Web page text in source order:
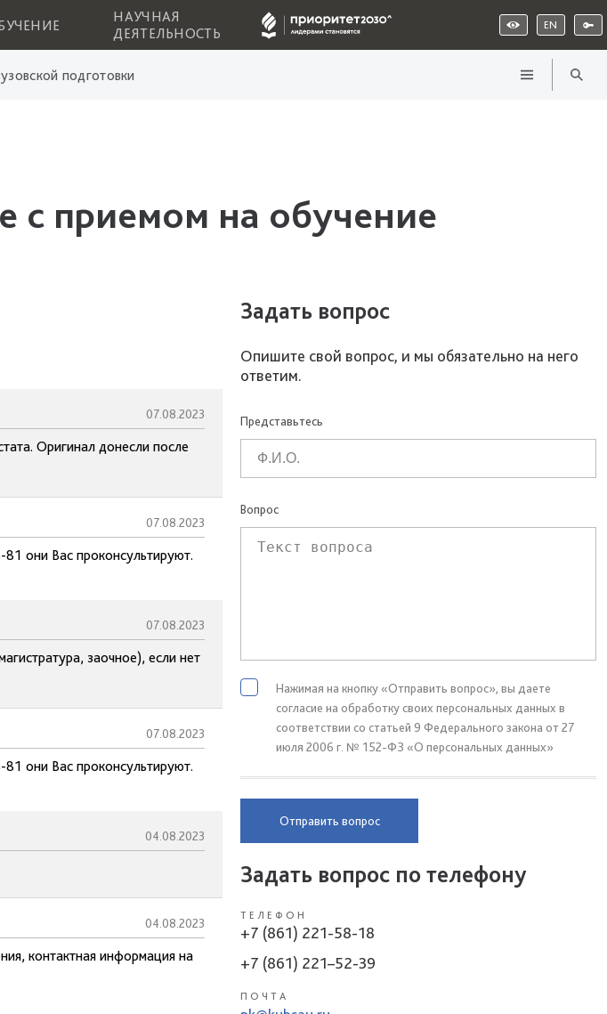
НАУЧНАЯ
ДЕЯТЕЛЬНОСТЬ
EN
подготовки
с приемом на обучение
07.08.2023
Оригинал донесли после
07.08.2023
они Вас проконсультируют.
07.08.2023
заочное), если нет
07.08.2023
они Вас проконсультируют.
04.08.2023
04.08.2023
контактная информация на
Задать вопрос
Опишите свой вопрос, и мы обязательно на него
ответим.
Представьтесь
Вопрос
Нажимая на кнопку «Отправить вопрос», вы даете
согласие на обработку своих персональных данных в
соответствии со статьей 9 Федерального закона от 27
июля 2006 г. № 152-ФЗ «О персональных данных»
Отправить вопрос
Задать вопрос по телефону
ТЕЛЕФОН
+7 (861) 221-58-18
+7 (861) 221–52-39
ПОЧТА